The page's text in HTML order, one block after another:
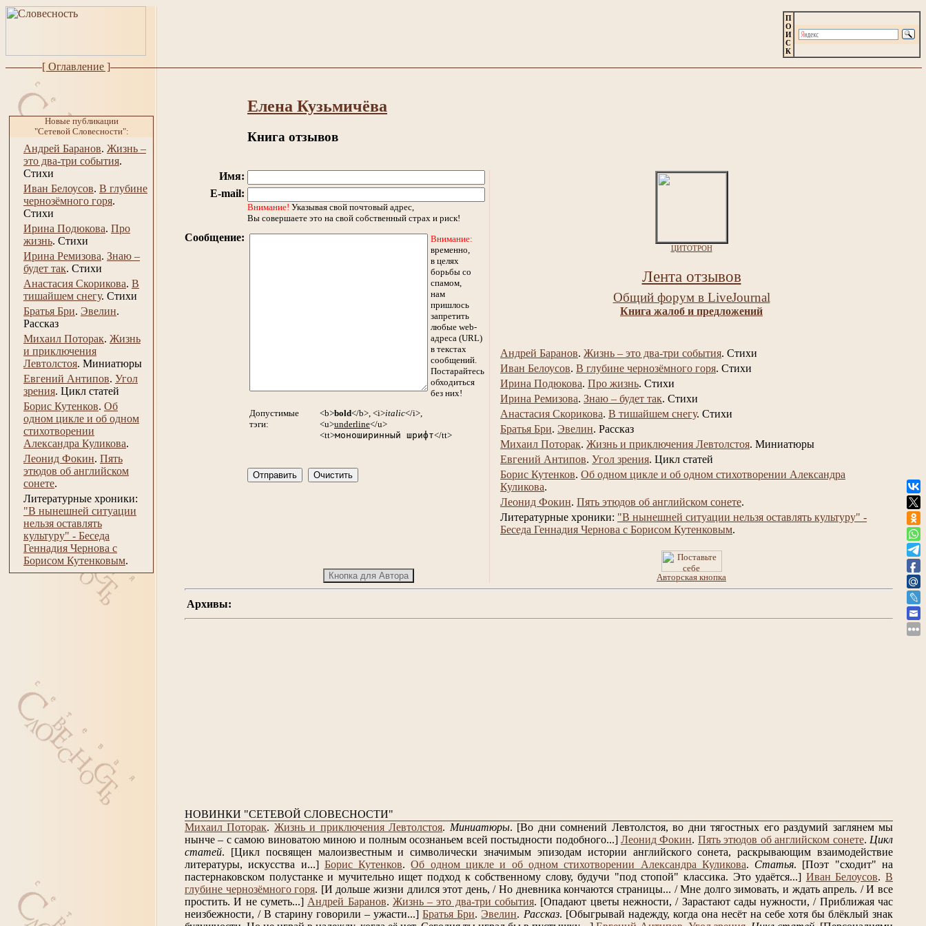
[ Оглавление ]
Новые публикации
"Сетевой Словесности":
Андрей Баранов. Жизнь –
это два-три события.
Стихи
Иван Белоусов. В глубине
чернозёмного горя.
Стихи
Ирина Подюкова. Про
жизнь. Стихи
Ирина Ремизова. Знаю –
будет так. Стихи
Анастасия Скорикова. В
тишайшем снегу. Стихи
Братья Бри. Эвелин.
Рассказ
Михаил Поторак. Жизнь
и приключения
Левтолстоя. Миниатюры
Евгений Антипов. Угол
зрения. Цикл статей
Борис Кутенков. Об
одном цикле и об одном
стихотворении
Александра Куликова.
Леонид Фокин. Пять
этюдов об английском
сонете.
Литературные хроники:
"В нынешней ситуации
нельзя оставлять
культуру" - Беседа
Геннадия Чернова с
Борисом Кутенковым.
П
О
И
С
К
Елена Кузьмичёва
Книга отзывов
ЦИТОТРОН
Лента отзывов
Общий форум в LiveJournal
Книга жалоб и предложений
Андрей Баранов. Жизнь – это два-три события. Стихи
Иван Белоусов. В глубине чернозёмного горя. Стихи
Ирина Подюкова. Про жизнь. Стихи
Ирина Ремизова. Знаю – будет так. Стихи
Анастасия Скорикова. В тишайшем снегу. Стихи
Братья Бри. Эвелин. Рассказ
Михаил Поторак. Жизнь и приключения Левтолстоя. Миниатюры
Евгений Антипов. Угол зрения. Цикл статей
Борис Кутенков. Об одном цикле и об одном стихотворении Александра
Куликова.
Леонид Фокин. Пять этюдов об английском сонете.
Литературные хроники: "В нынешней ситуации нельзя оставлять культуру" -
Беседа Геннадия Чернова с Борисом Кутенковым.
Авторская кнопка
Имя:
E-mail:
Внимание! Указывая свой почтовый адрес,
Вы совершаете это на свой собственный страх и риск!
Сообщение:
Внимание:
временно,
в целях
борьбы со
спамом,
нам
пришлось
запретить
любые web-
адреса (URL)
в текстах
сообщений.
Постарайтесь
обходиться
без них!
Допустимые
тэги:
<b>bold</b>, <i>italic</i>,
<u>underline</u>
<tt>моноширинный шрифт</tt>
Архивы:
НОВИНКИ "СЕТЕВОЙ СЛОВЕСНОСТИ"
Михаил Поторак. Жизнь и приключения Левтолстоя. Миниатюры. [Во дни сомнений Левтолстоя, во дни тягостных его раздумий заглянем мы
нынче – с самою виноватою миною и полным осознаньем всей постыдности подобного...] Леонид Фокин. Пять этюдов об английском сонете. Цикл
статей.
[Цикл посвящен малоизвестным и символически значимым эпизодам истории английского сонета, раскрывающим взаимодействие
литературы, искусства и...] Борис Кутенков.Об одном цикле и об одном стихотворении Александра Куликова. Статья. [Поэт "сходит" на
пастернаковском полустанке и мучительно ищет подход к собственному слову, будучи "под стопой" классика. Это удаётся...] Иван Белоусов.В
глубине чернозёмного горя. [И дольше жизни длился этот день, / Но дневника кончаются страницы... / Мне долго зимовать, и ждать апрель. / И все
простить. И не суметь...] Андрей Баранов. Жизнь – это два-три события. [Опадают цветы нежности, / Зарастают сады нужности, / Приближая час
неизбежности, / В старину говорили – ужасти...] Братья Бри. Эвелин. Рассказ. [Обыгрывай надежду, когда она несёт на себе хотя бы блёклый знак